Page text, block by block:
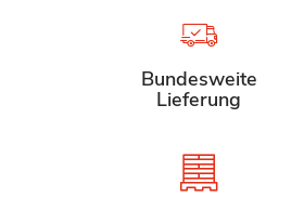
Bundesweite
Lieferung